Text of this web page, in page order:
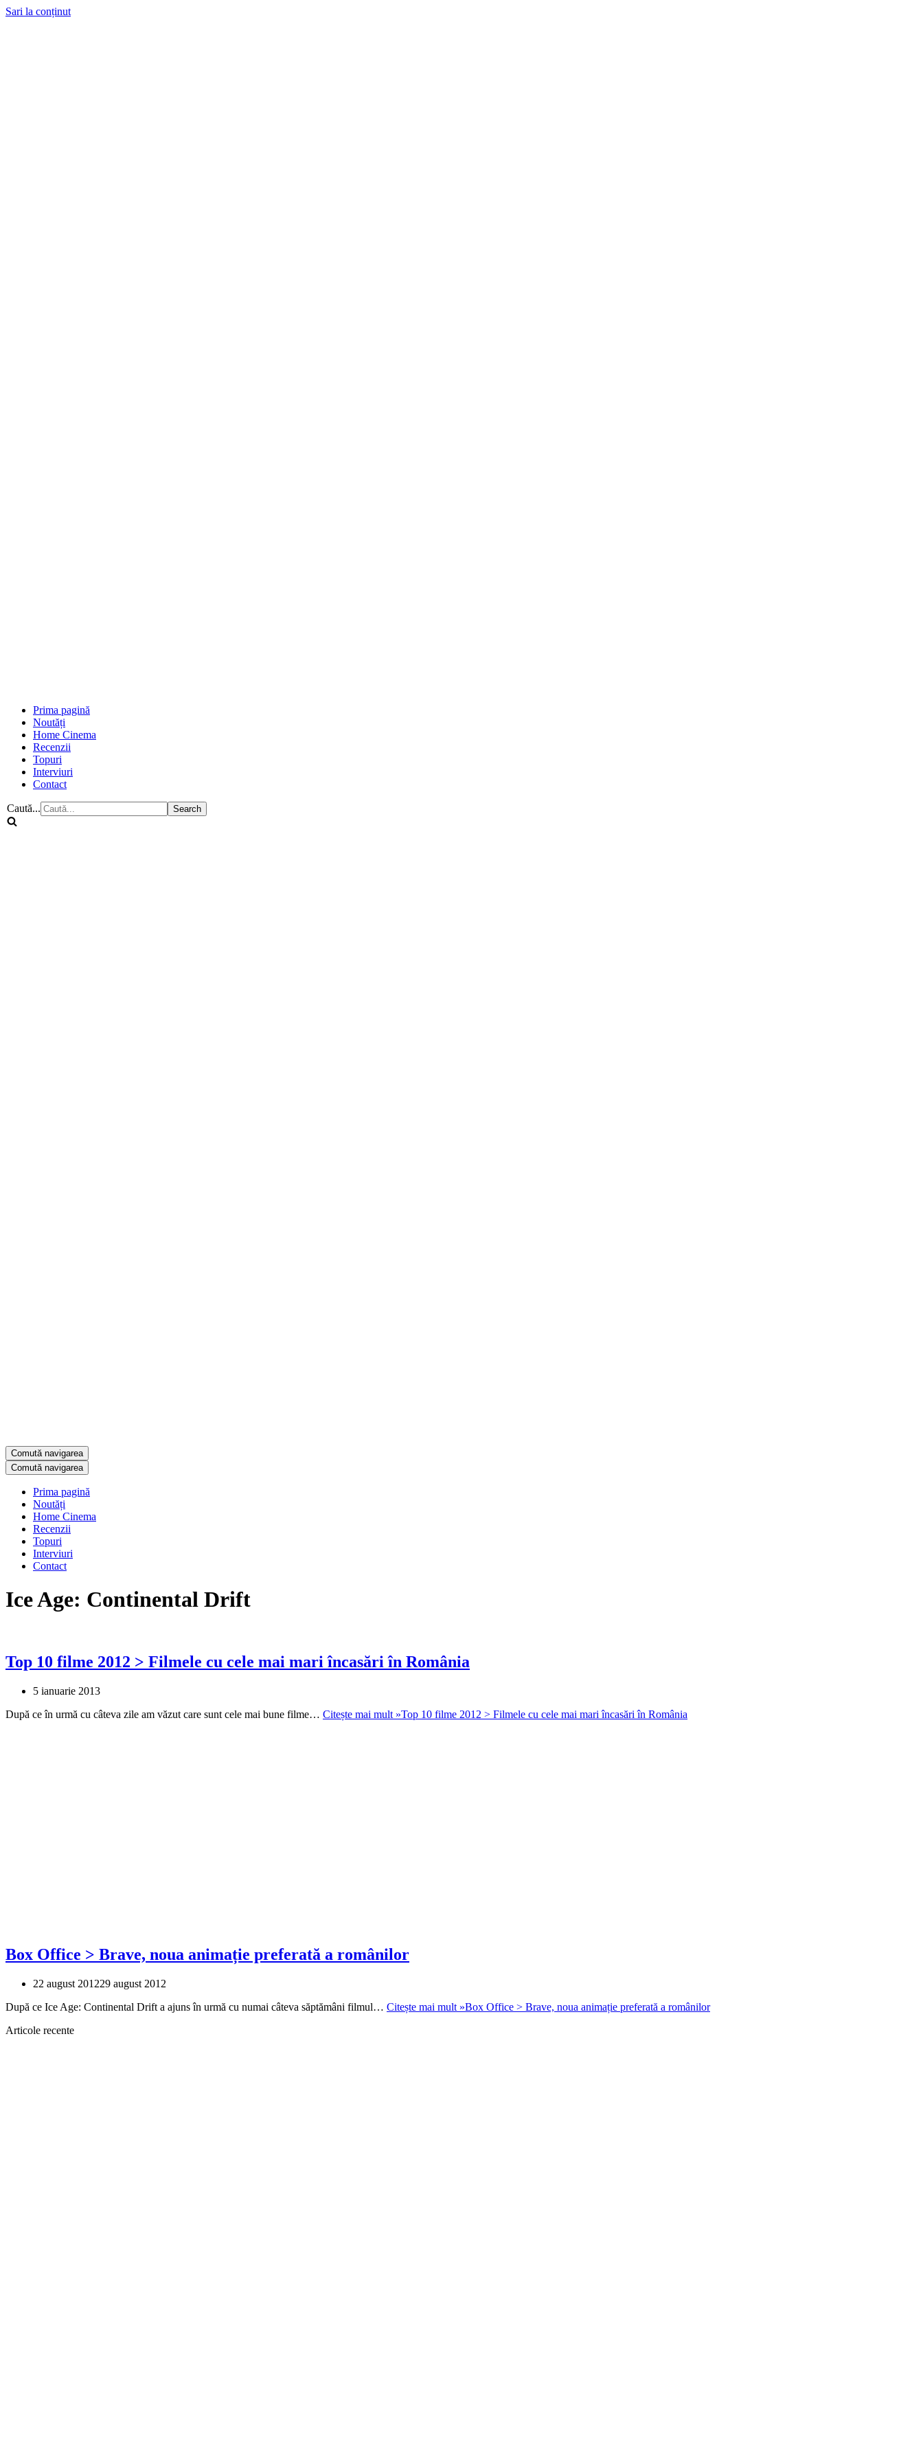
Sari la conținut
Prima pagină
Noutăți
Home Cinema
Recenzii
Topuri
Interviuri
Contact
Caută...
Comută navigarea
Comută navigarea
Prima pagină
Noutăți
Home Cinema
Recenzii
Topuri
Interviuri
Contact
Ice Age: Continental Drift
Top 10 filme 2012 > Filmele cu cele mai mari încasări în România
5 ianuarie 2013
După ce în urmă cu câteva zile am văzut care sunt cele mai bune filme… Citește mai mult »Top 10 filme 2012 > Filmele cu cele mai mari încasări în România
Box Office > Brave, noua animație preferată a românilor
22 august 201229 august 2012
După ce Ice Age: Continental Drift a ajuns în urmă cu numai câteva săptămâni filmul… Citește mai mult »Box Office > Brave, noua animație preferată a românilor
Articole recente